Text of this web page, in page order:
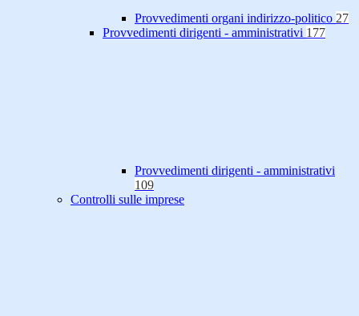
Provvedimenti organi indirizzo-politico 27
Provvedimenti dirigenti - amministrativi 177
Provvedimenti dirigenti - amministrativi
109
Controlli sulle imprese